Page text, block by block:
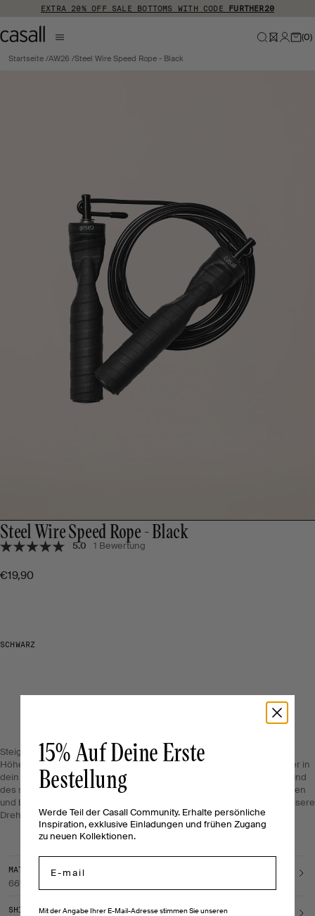
Zum Hauptinhalt springen
EXTRA 20% OFF SALE BOTTOMS WITH CODE FURTHER20
(0)
Startseite AW26 Steel Wire Speed Rope - Black
Steel Wire Speed Rope - Black
5.0 1 Bewertung
€19,90
SCHWARZ
Steigere die Intensität mit einem Speed Rope, das deinen Puls in die
Höhe treibt! Das perfekte Trainingsgerät, das du allein verwenden oder in
dein Zirkeltraining einbinden können. Dank der verstellbaren Länge und
des schlanken Designs kannst du es leicht in deine Sporttasche packen
und bei jedem Workout nutzen. Kugellager sorgen für sanftere und leisere
Drehungen. Maximale Länge 300 cm.
MATERIAL & CARE
66% Steel, 26% PP, 8% PVC
SHIPPING & RETURNS
15% Auf Deine Erste
Bestellung
Werde Teil der Casall Community. Erhalte persönliche
Inspiration, exklusive Einladungen und frühen Zugang
zu neuen Kollektionen.
Mit der Angabe Ihrer E-Mail-Adresse stimmen Sie unseren